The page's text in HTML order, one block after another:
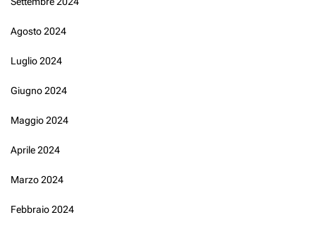
Agosto 2024
Luglio 2024
Giugno 2024
Maggio 2024
Aprile 2024
Marzo 2024
Febbraio 2024